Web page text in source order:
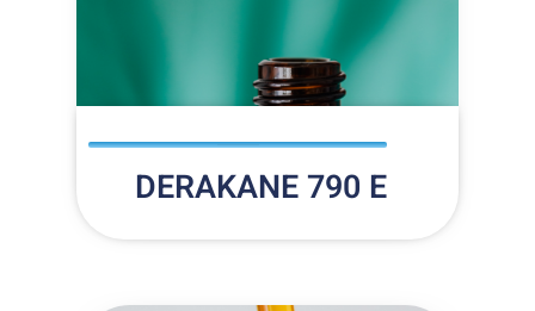
DERAKANE 790 E